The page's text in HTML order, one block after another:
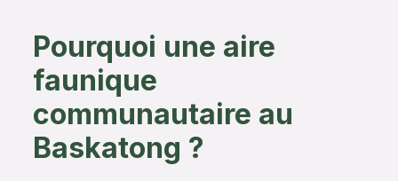
Pourquoi une aire
faunique
communautaire au
Baskatong ?